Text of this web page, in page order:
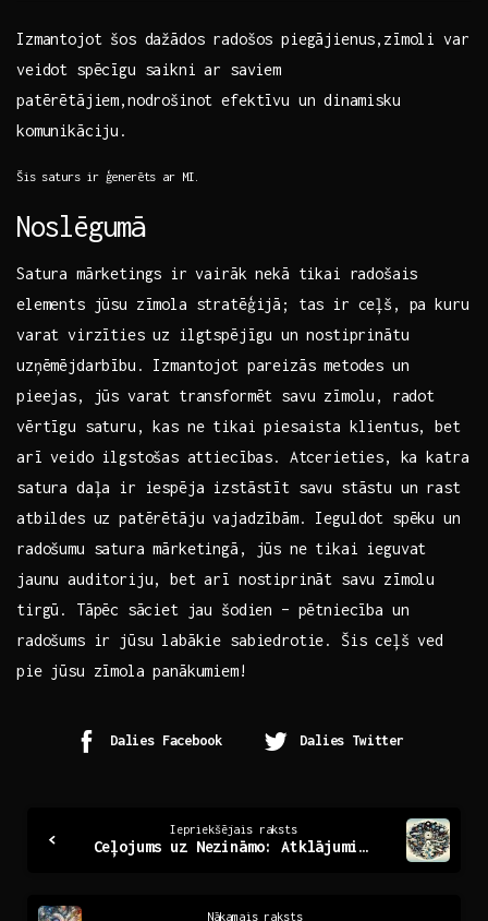
Izmantojot šos dažādos radošos piegājienus,zīmoli var
veidot spēcīgu saikni ⁢ar saviem
patērētājiem,nodrošinot‌ efektīvu un⁢ dinamisku
komunikāciju.
Šis saturs ir⁣ ģenerēts ‍ar ⁣MI.
Noslēgumā
Satura mārketings ir⁢ vairāk nekā tikai radošais
elements ‍jūsu zīmola stratēģijā; tas ir‍ ceļš, pa kuru
varat virzīties uz ilgtspējīgu un⁤ nostiprinātu
uzņēmējdarbību. Izmantojot pareizās metodes un
pieejas, jūs varat transformēt savu zīmolu,⁢ radot
vērtīgu saturu, kas​ ne tikai piesaista klientus, bet⁤
arī veido ilgstošas ⁣attiecības. Atcerieties, ka katra
satura daļa ‌ir iespēja izstāstīt savu stāstu ‍un rast
atbildes uz patērētāju vajadzībām. Ieguldot spēku un
radošumu satura mārketingā, jūs ne tikai ieguvat
jaunu auditoriju, bet arī nostiprināt savu zīmolu
tirgū. Tāpēc ⁤sāciet jau šodien – pētniecība un
radošums ir ‌jūsu labākie sabiedrotie. Šis ceļš‌ ved‍
pie jūsu zīmola panākumiem!
Dalies Facebook Dalies Twitter
Reading
Iepriekšējais raksts
Ceļojums uz Nezināmo: Atklājumi, kas maina mūsu dzīvi
Nākamais raksts